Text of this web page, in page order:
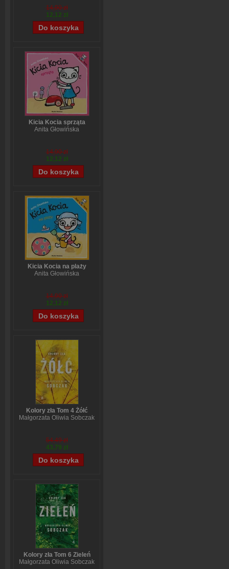
14,90 zł
12,12 zł
Kicia Kocia sprząta
Anita Głowińska
14,90 zł
12,12 zł
Kicia Kocia na plaży
Anita Głowińska
14,90 zł
12,12 zł
Kolory zła Tom 4 Żółć
Małgorzata Oliwia Sobczak
54,49 zł
43,79 zł
Kolory zła Tom 6 Zieleń
Małgorzata Oliwia Sobczak